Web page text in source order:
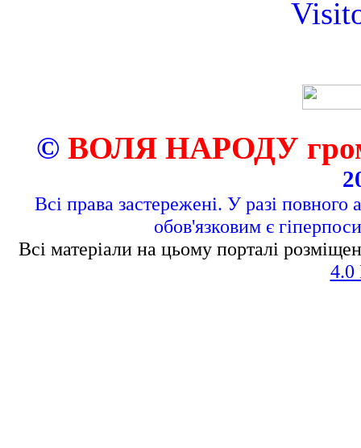
© ВОЛЯ НАРОДУ
Всі права застережені. У разі повного
обов'язковим є
Всі матеріали на цьому порталі
4.0